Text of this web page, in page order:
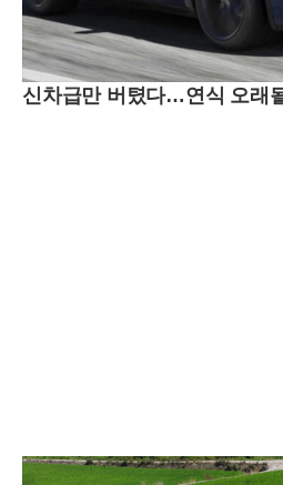
신차급만 버텼다…연식 오래